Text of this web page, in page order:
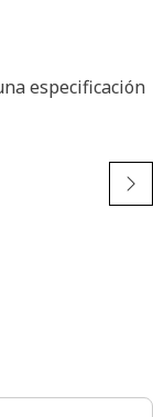
especificación